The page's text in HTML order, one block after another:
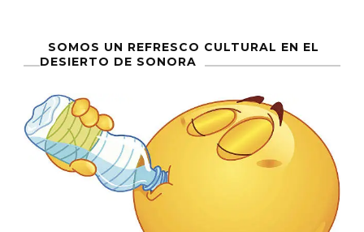
SOMOS UN REFRESCO CULTURAL EN EL
DESIERTO DE SONORA